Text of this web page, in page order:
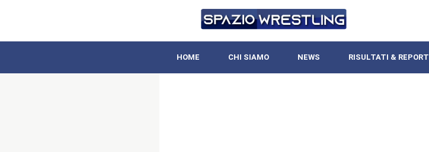
HOME CHI SIAMO NEWS RISULTATI & REPORT